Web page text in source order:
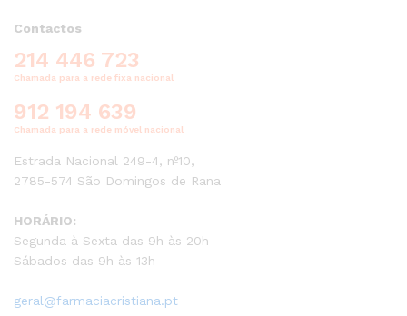
Contactos
214 446 723
Chamada para a rede fixa nacional
912 194 639
Chamada para a rede móvel nacional
Estrada Nacional 249-4, nº10,
2785-574 São Domingos de Rana
HORÁRIO:
Segunda à Sexta das 9h às 20h
Sábados das 9h às 13h
geral@farmaciacristiana.pt